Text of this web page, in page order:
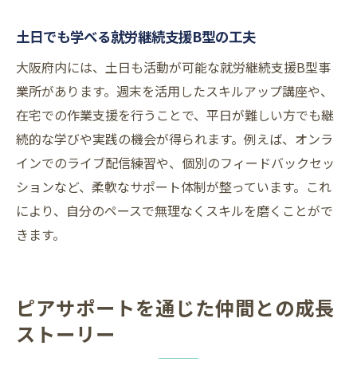
土日でも学べる就労継続支援B型の工夫
大阪府内には、土日も活動が可能な就労継続支援B型事
業所があります。週末を活用したスキルアップ講座や、
在宅での作業支援を行うことで、平日が難しい方でも継
続的な学びや実践の機会が得られます。例えば、オンラ
インでのライブ配信練習や、個別のフィードバックセッ
ションなど、柔軟なサポート体制が整っています。これ
により、自分のペースで無理なくスキルを磨くことがで
きます。
ピアサポートを通じた仲間との成長
ストーリー